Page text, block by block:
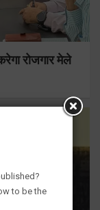
रोजगार मेले
to be the